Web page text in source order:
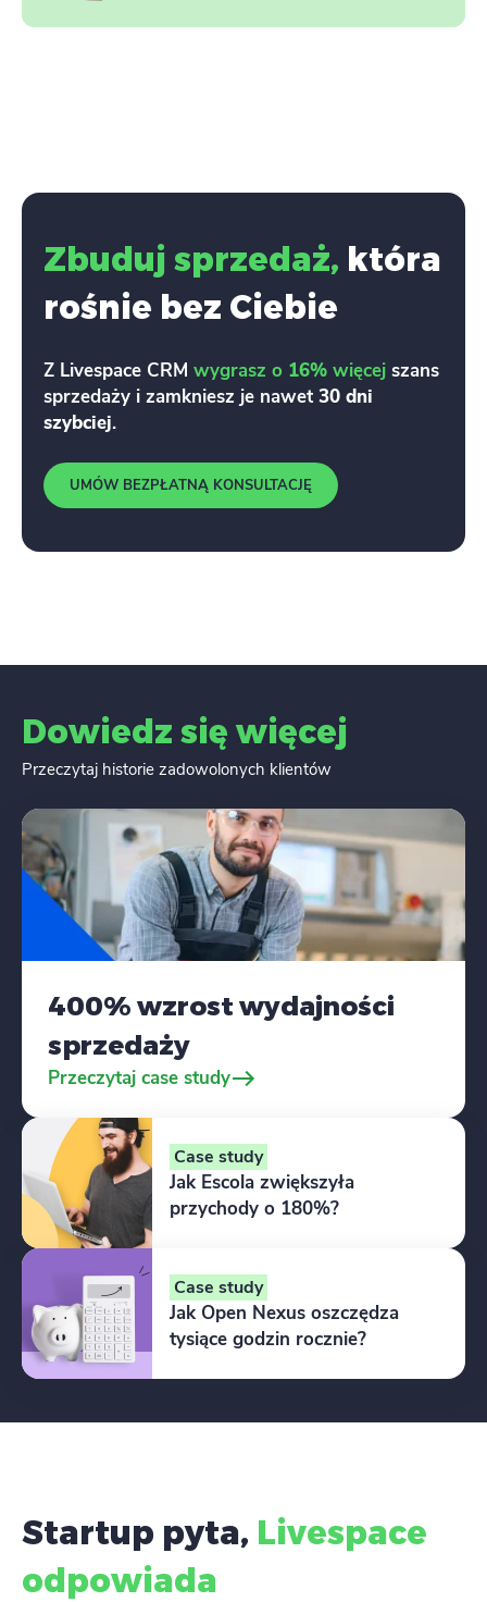
Zbuduj sprzedaż, która
rośnie bez Ciebie
Z Livespace CRM wygrasz o 16% więcej szans
sprzedaży i zamkniesz je nawet 30 dni
szybciej.
UMÓW BEZPŁATNĄ KONSULTACJĘ
Dowiedz się więcej
Przeczytaj historie zadowolonych klientów
400% wzrost wydajności
sprzedaży
Przeczytaj case study
Case study
Jak Escola zwiększyła
przychody o 180%?
Case study
Jak Open Nexus oszczędza
tysiące godzin rocznie?
Startup pyta, Livespace
odpowiada